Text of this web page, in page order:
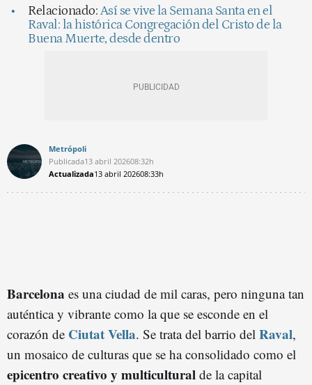
Relacionado:Así se vive la Semana Santa en el
Raval: la histórica Congregación del Cristo de la
Buena Muerte, desde dentro
Metrópoli
Publicada13 abril 202608:32h
Actualizada13 abril 202608:33h
Barcelona es una ciudad de mil caras, pero ninguna tan
auténtica y vibrante como la que se esconde en el
corazón de Ciutat Vella. Se trata del barrio del Raval,
un mosaico de culturas que se ha consolidado como el
epicentro creativo y multicultural de la capital